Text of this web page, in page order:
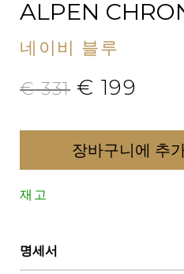
ALPEN
네이비 블루
€331 € 199
장바구니에 추
재고
명세서